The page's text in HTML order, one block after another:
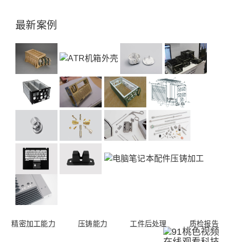
最新案例
精密加工能力 压铸能力 工件后处理 质检报告